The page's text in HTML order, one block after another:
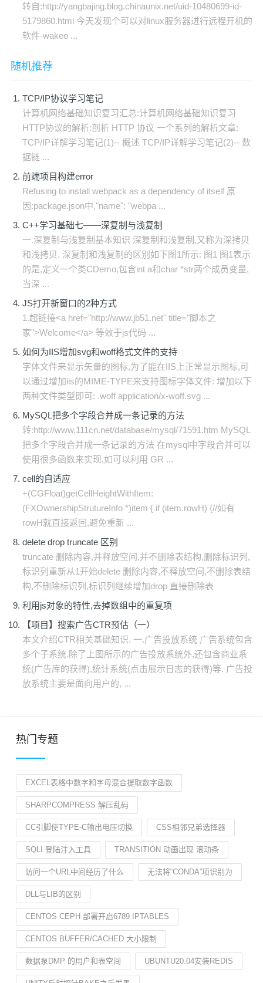
转自:http://yangbajing.blog.chinaunix.net/uid-10480699-id-
5179860.html 今天发现个可以对linux服务器进行远程开机的
软件-wakeo ...
随机推荐
TCP/IP协议学习笔记
计算机网络基础知识复习汇总:计算机网络基础知识复习
HTTP协议的解析:剖析 HTTP 协议 一个系列的解析文章:
TCP/IP详解学习笔记(1)-- 概述 TCP/IP详解学习笔记(2)-- 数
据链 ...
前端项目构建error
Refusing to install webpack as a dependency of itself 原
因:package.json中,"name": "webpa ...
C++学习基础七——深复制与浅复制
一.深复制与浅复制基本知识 深复制和浅复制,又称为深拷贝
和浅拷贝. 深复制和浅复制的区别如下图1所示: 图1 图1表示
的是,定义一个类CDemo,包含int a和char *str两个成员变量,
当深 ...
JS打开新窗口的2种方式
1.超链接<a href="http://www.jb51.net" title="脚本之
家">Welcome</a> 等效于js代码 ...
如何为IIS增加svg和woff格式文件的支持
字体文件来显示矢量的图标,为了能在IIS上正常显示图标,可
以通过增加iis的MIME-TYPE来支持图标字体文件: 增加以下
两种文件类型即可: .woff application/x-woff.svg ...
MySQL把多个字段合并成一条记录的方法
转:http://www.111cn.net/database/mysql/71591.htm MySQL
把多个字段合并成一条记录的方法 在mysql中字段合并可以
使用很多函数来实现,如可以利用 GR ...
cell的自适应
+(CGFloat)getCellHeightWithItem:
(FXOwnershipStrutureInfo *)item { if (item.rowH) {//如有
rowH就直接返回,避免重新 ...
delete drop truncate 区别
truncate 删除内容,并释放空间,并不删除表结构,删除标识列,
标识列重新从1开始delete 删除内容,不释放空间,不删除表结
构,不删除标识列,标识列继续增加drop 直接删除表
利用js对象的特性,去掉数组中的重复项
【项目】搜索广告CTR预估（一）
本文介绍CTR相关基础知识. 一.广告投放系统 广告系统包含
多个子系统.除了上图所示的广告投放系统外,还包含商业系
统(广告库的获得),统计系统(点击展示日志的获得)等. 广告投
放系统主要是面向用户的, ...
热门专题
EXCEL表格中数字和字母混合提取数字函数
SHARPCOMPRESS 解压乱码
CC引脚使TYPE-C输出电压切换 CSS相邻兄弟选择器
SQLI 登陆注入工具 TRANSITION 动画出现 滚动条
访问一个URL中间经历了什么 无法将“CONDA”项识别为
DLL与LIB的区别
CENTOS CEPH 部署开启6789 IPTABLES
CENTOS BUFFER/CACHED 大小限制
数据泵DMP 的用户和表空间 UBUNTU20.04安装REDIS